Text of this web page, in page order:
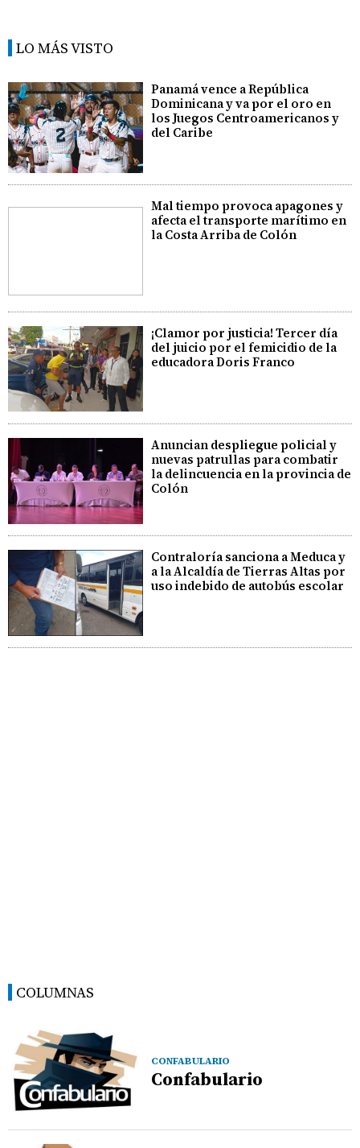
LO MÁS VISTO
Panamá vence a República
Dominicana y va por el oro en
los Juegos Centroamericanos y
del Caribe
Mal tiempo provoca apagones y
afecta el transporte marítimo en
la Costa Arriba de Colón
¡Clamor por justicia! Tercer día
del juicio por el femicidio de la
educadora Doris Franco
Anuncian despliegue policial y
nuevas patrullas para combatir
la delincuencia en la provincia de
Colón
Contraloría sanciona a Meduca y
a la Alcaldía de Tierras Altas por
uso indebido de autobús escolar
COLUMNAS
CONFABULARIO
Confabulario